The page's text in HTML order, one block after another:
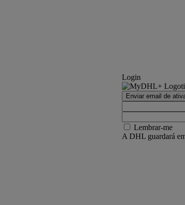
Login
Enviar email de
Lembrar-me
A DHL guardará